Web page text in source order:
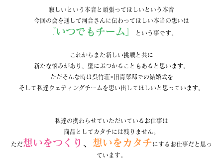
寂しいという本音と頑張ってほしいという本音
今回の会を通して河合さんに伝わってほしい本当の想いは
『いつでもチーム』 という事です。
これからまた新しい挑戦と共に
新たな悩みがあり、壁にぶつかることもあると思います。
ただそんな時は呉竹荘×旧青葉邸での結婚式を
そして私達ウェディングチームを思い出してほしいと思っています。
私達の携わらせていただいているお仕事は
商品としてカタチには残りません。
ただ想いをつくり 想いをカタチにするお仕事だと思っ
ています。